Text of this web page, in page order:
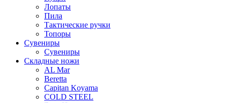
Лопаты
Пила
Тактические ручки
Топоры
Сувениры
Сувениры
Складные ножи
AL Mar
Beretta
Capitan Koyama
COLD STEEL